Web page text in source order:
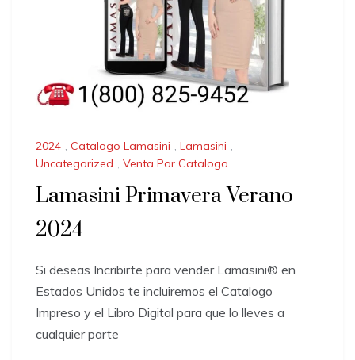
2024 , Catalogo Lamasini , Lamasini ,
Uncategorized , Venta Por Catalogo
Lamasini Primavera Verano
2024
Si deseas Incribirte para vender Lamasini®️ en
Estados Unidos te incluiremos el Catalogo
Impreso y el Libro Digital para que lo lleves a
cualquier parte